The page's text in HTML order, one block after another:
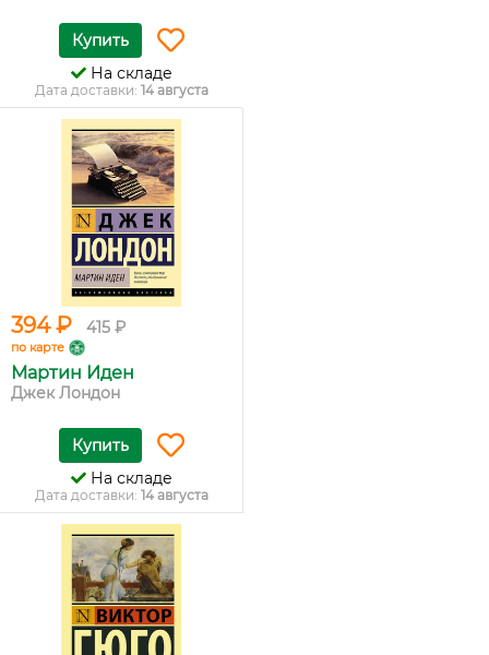
Купить
На складе
Дата доставки: 14 августа
394 ₽ 415 ₽
по карте
Мартин Иден
Джек Лондон
Купить
На складе
Дата доставки: 14 августа